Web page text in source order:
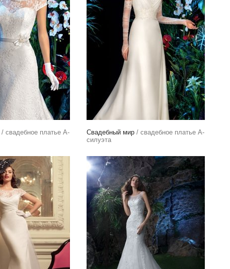
/ свадебное платье А-
Свадебный мир / свадебное платье А-
силуэта